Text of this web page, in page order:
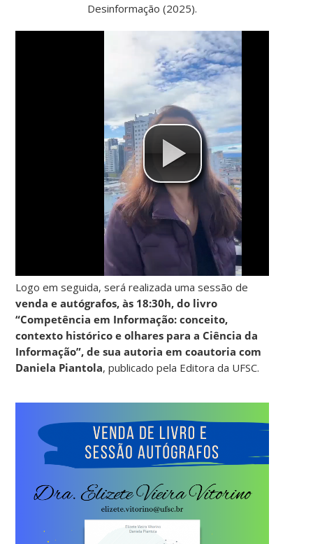
Desinformação (2025).
Logo em seguida, será realizada uma sessão de
venda e autógrafos, às 18:30h, do livro
“Competência em Informação: conceito,
contexto histórico e olhares para a Ciência da
Informação”, de sua autoria em coautoria com
Daniela Piantola, publicado pela Editora da UFSC.